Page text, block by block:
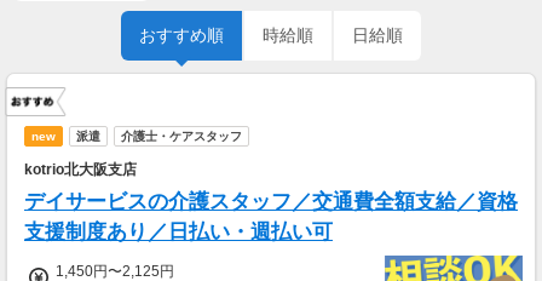
おすすめ順 時給順 日給順
new 派遣 介護士・ケアスタッフ
kotrio北大阪支店
デイサービスの介護スタッフ／交通費全額支給／資格
支援制度あり／日払い・週払い可
1,450円〜2,125円